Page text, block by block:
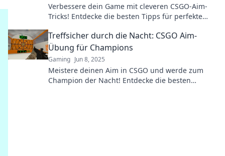
Verbessere dein Game mit cleveren CSGO-Aim-
Tricks! Entdecke die besten Tipps für perfekte
Treffsicher durch die Nacht: CSGO Aim-
Übung für Champions
Gaming Jun 8, 2025
Meistere deinen Aim in CSGO und werde zum
Champion der Nacht! Entdecke die besten